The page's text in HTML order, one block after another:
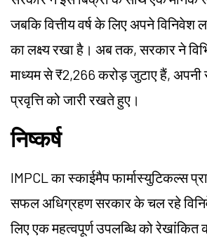
जबकि वित्तीय वर्ष के लिए अपने विनिवेश
का लक्ष्य रखा है। अब तक, सरकार ने
माध्यम से ₹2,266 करोड़ जुटाए हैं, अपनी
प्रवृत्ति को जारी रखते हुए।
निष्कर्ष
IMPCLका स्काईमैप फार्मास्युटिकल्स
सफल अधिग्रहण सरकार के चल रहे
लिए एक महत्वपूर्ण उपलब्धि को